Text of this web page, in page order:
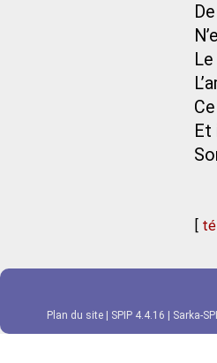
Et
[
Plan du site | SPIP 4.4.16 | Sarka-